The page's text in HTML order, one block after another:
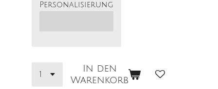
Personalisierung
In den
Warenkorb